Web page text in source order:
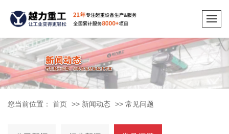
您当前位置： 首页 >> 新闻动态 >> 常见问题